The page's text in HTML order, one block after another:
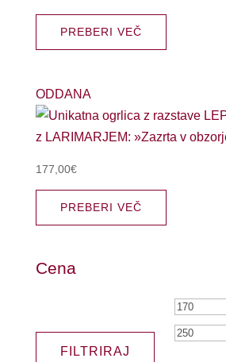
PREBERI VEČ
ODDANA
177,00€
PREBERI VEČ
Cena
Min
cena
FILTRIRAJ